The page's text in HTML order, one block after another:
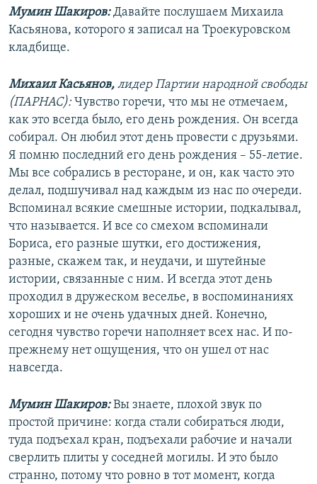
Мумин Шакиров:Давайте послушаем Михаила
Касьянова, которого я записал на Троекуровском
кладбище.
Михаил Касьянов, лидер Партии народной свободы
(ПАРНАС):Чувство горечи, что мы не отмечаем,
как это всегда было, его день рождения. Он всегда
собирал. Он любил этот день провести с друзьями.
Я помню последний его день рождения – 55-летие.
Мы все собрались в ресторане, и он, как часто это
делал, подшучивал над каждым из нас по очереди.
Вспоминал всякие смешные истории, подкалывал,
что называется. И все со смехом вспоминали
Бориса, его разные шутки, его достижения,
разные, скажем так, и неудачи, и шутейные
истории, связанные с ним. И всегда этот день
проходил в дружеском веселье, в воспоминаниях
хороших и не очень удачных дней. Конечно,
сегодня чувство горечи наполняет всех нас. И по-
прежнему нет ощущения, что он ушел от нас
навсегда.
Мумин Шакиров:Вы знаете, плохой звук по
простой причине: когда стали собираться люди,
туда подъехал кран, подъехали рабочие и начали
сверлить плиты у соседней могилы. И это было
странно, потому что ровно в тот момент, когда